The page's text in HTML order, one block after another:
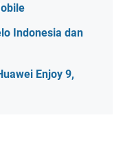
Indonesia dan
Enjoy 9,